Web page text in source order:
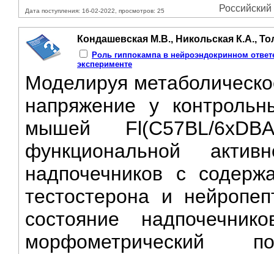
Дата поступления: 16-02-2022, просмотров: 25
Кондашевская М.В., Никольская К.А.,
Роль гиппокампа в нейроэндокринном
эксперименте
Моделируя
напряжение у
мышей Fl(C57BL/
функциональной
надпочечников с
тестостерона и
состояние
морфометрический